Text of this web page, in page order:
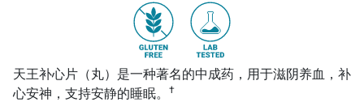
天王补心片（丸）是一种著名的中成药，用于滋阴养血，补
心安神，支持安静的睡眠。
†